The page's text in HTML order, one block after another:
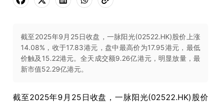
截至2025年9月25日收盘，一脉阳光(02522.HK)股价上涨
14.08%，收于17.83港元，盘中最高价为17.95港元，最低
价触及15.22港元。全天成交额9.26亿港元，明显放量，最
新市值52.29亿港元。
截至2025年9月25日收盘，一脉阳光(02522.HK)股价